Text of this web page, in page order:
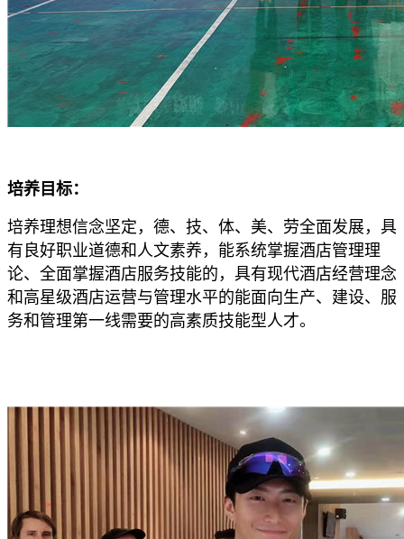
培养目标：
培养理想信念坚定，德、技、体、美、劳全面发展，具
有良好职业道德和人文素养，能系统掌握酒店管理理
论、全面掌握酒店服务技能的，具有现代酒店经营理念
和高星级酒店运营与管理水平的能面向生产、建设、服
务和管理第一线需要的高素质技能型人才。